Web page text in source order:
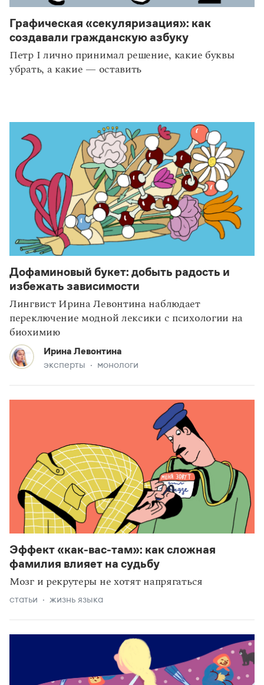
Графическая «секуляризация»: как
создавали гражданскую азбуку
Петр I лично принимал решение, какие буквы
убрать, а какие — оставить
статьи жизнь языка
Дофаминовый букет: добыть радость и
избежать зависимости
Лингвист Ирина Левонтина наблюдает
переключение модной лексики с психологии на
биохимию
Ирина Левонтина
эксперты монологи
Эффект «как-вас-там»: как сложная
фамилия влияет на судьбу
Мозг и рекрутеры не хотят напрягаться
статьи жизнь языка